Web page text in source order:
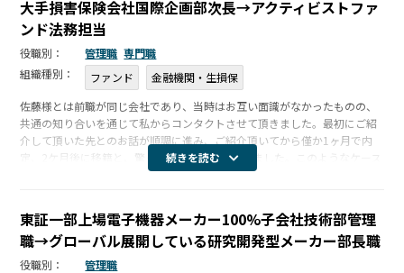
会社概要
サーチメンバー
個人情報保護方針
大手損害保険会社国際企画部次長→アクティビストファ
ンド法務担当
役職別： 管理職 専門職
組織種別：
ファンド
金融機関・生損保
佐藤様とは前職が同じ会社であり、当時はお互い面識がなかったものの、
共通の知り合いを通じて私からコンタクトさせて頂きました。最初にご紹
介して頂いた先とのお話が順調に進み、ご紹介頂いてから僅か1ヶ月で内
定、2ケ月後に移籍と、驚くほどスムーズに進みました。このようなケース
は珍しいとのことですが、改めて、候補者の特性や適性を見抜く佐藤様の
続きを読む
東証一部上場電子機器メーカー100%子会社技術部管理
職→グローバル展開している研究開発型メーカー部長職
役職別：
管理職